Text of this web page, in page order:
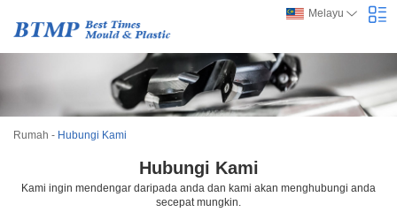
Melayu
Rumah - Hubungi Kami
Hubungi Kami
Kami ingin mendengar daripada anda dan kami akan menghubungi anda
secepat mungkin.